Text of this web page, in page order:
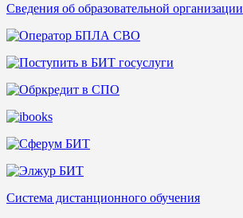
Сведения об образовательной организации
Система дистанционного обучения